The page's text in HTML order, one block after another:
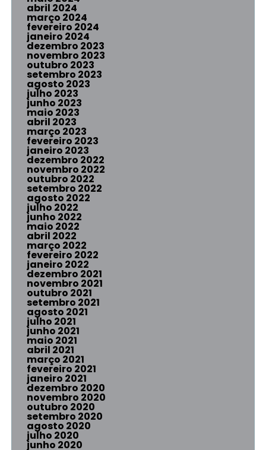
abril 2024
março 2024
fevereiro 2024
janeiro 2024
dezembro 2023
novembro 2023
outubro 2023
setembro 2023
agosto 2023
julho 2023
junho 2023
maio 2023
abril 2023
março 2023
fevereiro 2023
janeiro 2023
dezembro 2022
novembro 2022
outubro 2022
setembro 2022
agosto 2022
julho 2022
junho 2022
maio 2022
abril 2022
março 2022
fevereiro 2022
janeiro 2022
dezembro 2021
novembro 2021
outubro 2021
setembro 2021
agosto 2021
julho 2021
junho 2021
maio 2021
abril 2021
março 2021
fevereiro 2021
janeiro 2021
dezembro 2020
novembro 2020
outubro 2020
setembro 2020
agosto 2020
julho 2020
junho 2020